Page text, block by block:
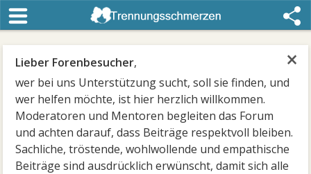
×
Lieber Forenbesucher,
wer bei uns Unterstützung sucht, soll sie finden, und
wer helfen möchte, ist hier herzlich willkommen.
Moderatoren und Mentoren begleiten das Forum
und achten darauf, dass Beiträge respektvoll bleiben.
Sachliche, tröstende, wohlwollende und empathische
Beiträge sind ausdrücklich erwünscht, damit sich alle